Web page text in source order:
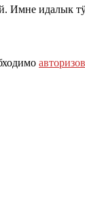
Имне идалык